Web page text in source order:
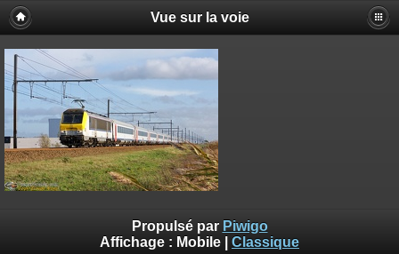
Vue sur la voie
Propulsé par Piwigo
Affichage : Mobile Classique